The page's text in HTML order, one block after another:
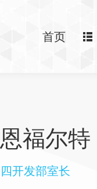
首页
福尔特
开发部室长